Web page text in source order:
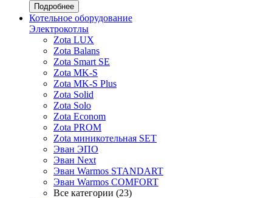
Подробнее
Котельное оборудование
Электрокотлы
Zota LUX
Zota Balans
Zota Smart SE
Zota MK-S
Zota MK-S Plus
Zota Solid
Zota Solo
Zota Econom
Zota PROM
Zota миникотельная SET
Эван ЭПО
Эван Next
Эван Warmos STANDART
Эван Warmos COMFORT
Все категории (23)